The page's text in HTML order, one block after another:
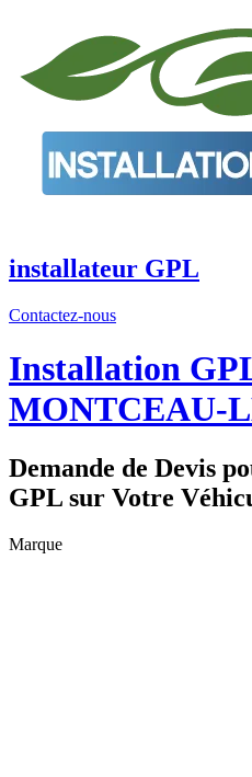
contenu
installateur GPL
Contactez-nous
Installation
MONTCEAU-
Demande de Devis
GPL sur Votre
Marque